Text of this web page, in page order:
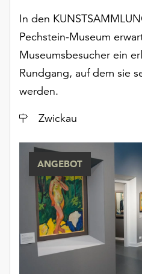
In den
Pechstein-Museum
Museumsbesucher ein
Rundgang, auf dem sie
werden.
Ort
Zwickau
ANGEBOT